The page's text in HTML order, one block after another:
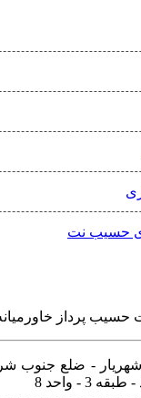
حسیب نت
پرداز
- ضلع جنوب